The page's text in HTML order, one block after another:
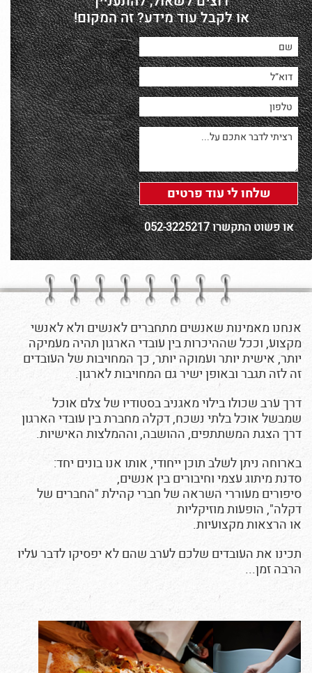
או לקבל עוד מידע? זה המקום!
או פשוט התקשרו 052-3225217
אנחנו מאמינות שאנשים מתחברים לאנשים ולא לאנשי
מקצוע, וככל שההיכרות בין עובדי הארגון תהיה מעמיקה
יותר, אישית יותר ועמוקה יותר, כך המחויבות של העובדים
זה לזה תגבר ובאופן ישיר גם המחויבות לארגון.
דרך ערב שכולו בילוי מאגניב בסטודיו של צלם אוכל
שמבשל אוכל בלתי נשכח, דקלה מחברת בין עובדי הארגון
דרך הצגת המשתתפים, ההושבה, וההמלצות האישיות.
בארוחה ניתן לשלב תוכן ייחודי, אותו אנו בונים יחד:
סדנת מיתוג עצמי וחיבורים בין אנשים,
סיפורים מעוררי השראה של חברי קהילת "החברים של
דקלה", הופעות מוזיקליות
או הרצאות מקצועיות.
תכינו את העובדים שלכם לערב שהם לא יפסיקו לדבר עליו
הרבה זמן...